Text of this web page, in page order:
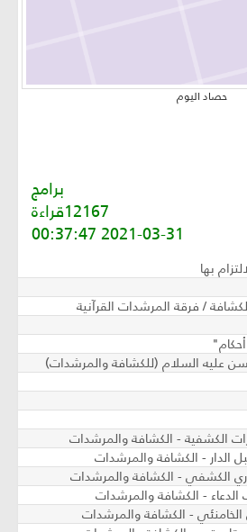
حصاد اليوم
برامج
12167قراءة
2021-03-31 00:37:47
بها
/ فرقة المرشدات القرآنية
عليه السلام (للكشافة والمرشدات)
الكشفية - الكشافة والمرشدات
الدار - الكشافة والمرشدات
الكشفي - الكشافة والمرشدات
- الكشافة والمرشدات
الخامنئي - الكشافة والمرشدات